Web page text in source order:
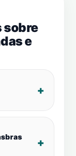
sobre
e